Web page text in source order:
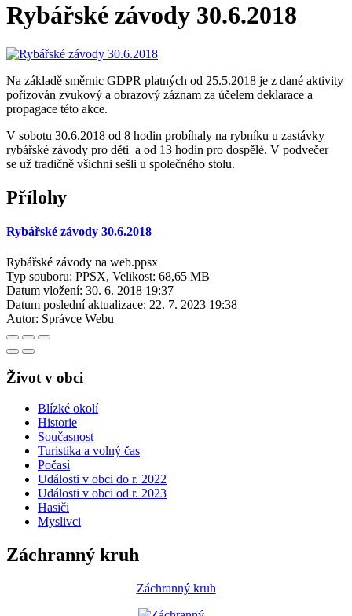
Rybářské závody 30.6.2018
Na základě směrnic GDPR platných od 25.5.2018 je z dané aktivity
pořizován zvukový a obrazový záznam za účelem deklarace a
propagace této akce.
V sobotu 30.6.2018 od 8 hodin probíhaly na rybníku u zastávky
rybářské závody pro děti a od 13 hodin pro dospělé. V podvečer
se už tradičně všichni sešli u společného stolu.
Přílohy
Rybářské závody 30.6.2018
Rybářské závody na web.ppsx
Typ souboru: PPSX, Velikost: 68,65 MB
Datum vložení: 30. 6. 2018 19:37
Datum poslední aktualizace: 22. 7. 2023 19:38
Autor: Správce Webu
Život v obci
Blízké okolí
Historie
Současnost
Turistika a volný čas
Počasí
Události v obci do r. 2022
Události v obci od r. 2023
Hasiči
Myslivci
Záchranný kruh
Záchranný kruh